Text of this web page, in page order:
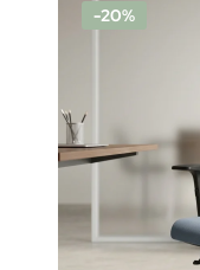
-20%